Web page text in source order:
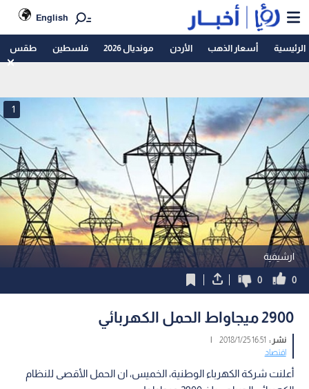
English
الرئيسية أسعار الذهب الأردن مونديال 2026 فلسطين طقس
ارشيفية
1
0
0
2900 ميجاواط الحمل الكهربائي
نشر : 16:51 2018/1/25
|
اقتصاد
أعلنت شركة الكهرباء الوطنية، الخميس، ان الحمل الأقصى للنظام